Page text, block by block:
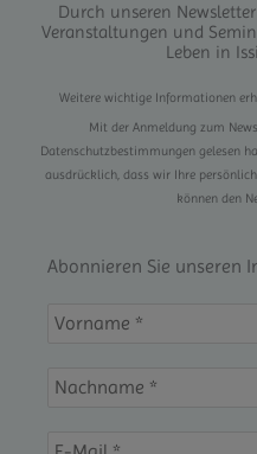
Durch unseren
Veranstaltungen und
Leben in
Weitere wichtige Informationen
Mit der Anmeldung zum
Datenschutzbestimmungen gelesen
ausdrücklich, dass wir Ihre
können den
Abonnieren Sie unseren